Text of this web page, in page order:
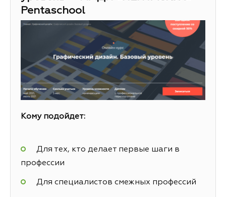
Pentaschool
Кому подойдет:
Для тех, кто делает первые шаги в
профессии
Для специалистов смежных профессий